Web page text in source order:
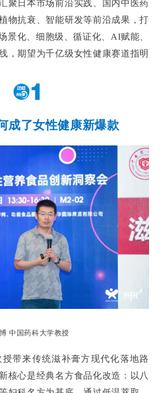
聚日本市场前沿实践、国内中医药
物抗衰、智能研发等前沿成果，打
景化、细胞级、循证化、AI赋能、
，期望为千亿级女性健康赛道指明
成了女性健康新爆款
中国药科大学教授
带来传统滋补膏方现代化落地路
核心是经典名方食品化改造：以八